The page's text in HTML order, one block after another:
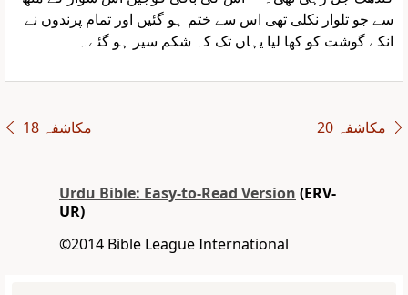
سے جو تلوار نکلی تھی اس سے ختم ہو گئیں اور تمام پرندوں نے
انکے گوشت کو کھا لیا یہاں تک کہ شکم سیر ہو گئے۔
مکاشفہ 18 مکاشفہ 20
Urdu Bible: Easy-to-Read Version (ERV-
UR)
©2014 Bible League International